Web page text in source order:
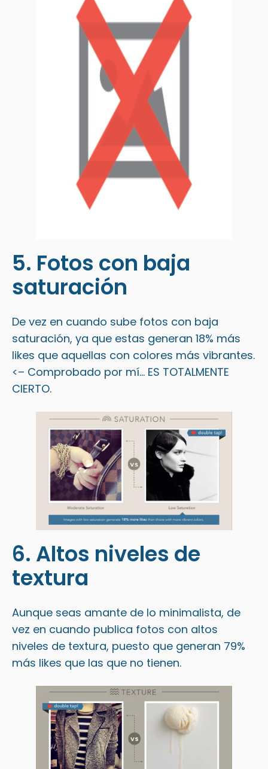
5. Fotos con baja
saturación
De vez en cuando sube fotos con baja
saturación, ya que estas generan 18% más
likes que aquellas con colores más vibrantes.
<– Comprobado por mí… ES TOTALMENTE
CIERTO.
6. Altos niveles de
textura
Aunque seas amante de lo minimalista, de
vez en cuando publica fotos con altos
niveles de textura, puesto que generan 79%
más likes que las que no tienen.